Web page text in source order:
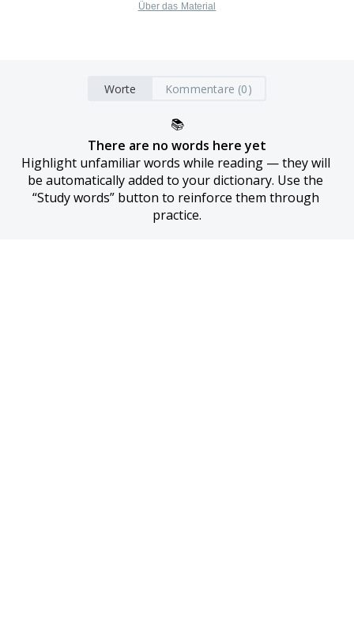
Über das Material
Worte Kommentare (0)
📚
There are no words here yet
Highlight unfamiliar words while reading — they will
be automatically added to your dictionary. Use the
“Study words” button to reinforce them through
practice.